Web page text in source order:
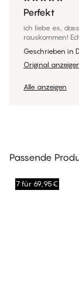
Perfekt
ich liebe es,
rauskommen!
Geschrieben in
Original
Alle anzeigen
Passende
7 für 69,95€